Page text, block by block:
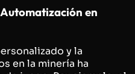
en
y la
en la minería ha